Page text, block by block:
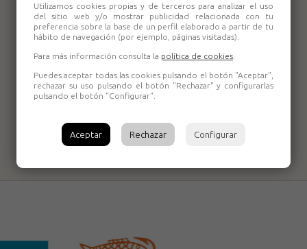
8007-E Bellota
Utilizamos cookies propias y de terceros para analizar el uso
del sitio web y/o mostrar publicidad relacionada con tu
preferencia sobre la base de un perfil elaborado a partir de tu
hábito de navegación (por ejemplo, páginas visitadas).
Para más información consulta la política de cookies
Puedes aceptar todas las cookies pulsando el botón "Aceptar",
rechazar su uso pulsando el botón "Rechazar" y configurarlas
pulsando el botón "Configurar".
Aceptar Rechazar Configurar